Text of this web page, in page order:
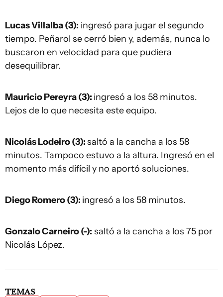
Lucas Villalba (3): ingresó para jugar el segundo
tiempo. Peñarol se cerró bien y, además, nunca lo
buscaron en velocidad para que pudiera
desequilibrar.
Mauricio Pereyra (3): ingresó a los 58 minutos.
Lejos de lo que necesita este equipo.
Nicolás Lodeiro (3):saltó a la cancha a los 58
minutos. Tampoco estuvo a la altura. Ingresó en el
momento más difícil y no aportó soluciones.
Diego Romero (3): ingresó a los 58 minutos.
Gonzalo Carneiro (-): saltó a la cancha a los 75 por
Nicolás López.
TEMAS